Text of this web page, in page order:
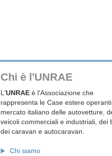
Chi è l'UNRAE
L'UNRAE è l'Associazione che
rappresenta le Case estere
mercato italiano delle autovetture,
veicoli commerciali e industriali, dei
dei caravan e autocaravan.
Chi siamo